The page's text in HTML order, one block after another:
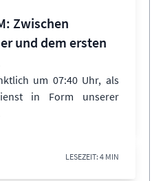
Zwischen
und dem ersten
um 07:40 Uhr, als
in Form unserer
LESEZEIT: 4 MIN